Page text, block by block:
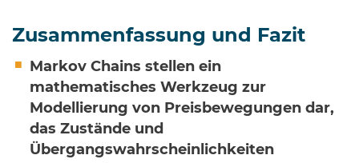
Zusammenfassung und Fazit
Markov Chains stellen ein
mathematisches Werkzeug zur
Modellierung von Preisbewegungen dar,
das Zustände und
Übergangswahrscheinlichkeiten